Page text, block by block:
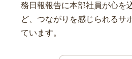
務日報報告に本部社員が心を
ど、つながりを感じられるサ
ています。